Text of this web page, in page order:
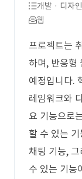
개발 · 디자
웹
프로젝트는
하며, 반응형
예정입니다.
레임워크와
요 기능으로
할 수 있는
채팅 기능,
수 있는 기능